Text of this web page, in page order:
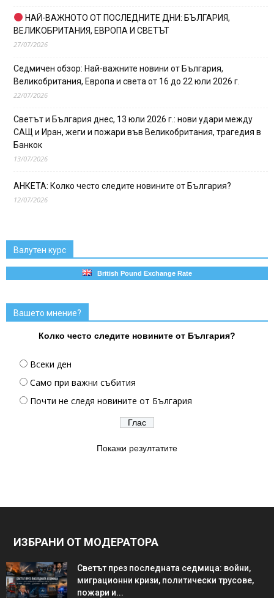
НАЙ-ВАЖНОТО ОТ ПОСЛЕДНИТЕ ДНИ: БЪЛГАРИЯ,
ВЕЛИКОБРИТАНИЯ, ЕВРОПА И СВЕТЪТ
27/07/2026
Седмичен обзор: Най-важните новини от България,
Великобритания, Европа и света от 16 до 22 юли 2026 г.
22/07/2026
Светът и България днес, 13 юли 2026 г.: нови удари между
САЩ и Иран, жеги и пожари във Великобритания, трагедия в
Банкок
13/07/2026
АНКЕТА: Колко често следите новините от България?
12/07/2026
Валутен курс
British Pound Exchange Rate
Вашето мнение?
Колко често следите новините от България?
Всеки ден
Само при важни събития
Почти не следя новините от България
Покажи резултатите
ИЗБРАНИ ОТ МОДЕРАТОРА
Светът през последната седмица: войни,
миграционни кризи, политически трусове,
пожари и...